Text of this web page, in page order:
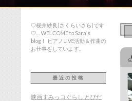
♡桜井紗良(さくらいさら)です
♡… WELCOME to Sara's
blog！ ピアノLIVE活動＆作曲の
お仕事をしています。
最近の投稿
映画すみっコぐらし とびだ